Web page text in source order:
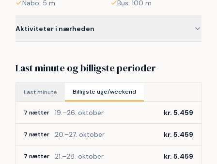
efter alle mulige fisk.
eller blot se på de velbevarede huse.
Nabo: 5 m
Bus: 100 m
Aktiviteter i nærheden
Last minute og billigste perioder
Last minute Billigste uge/weekend
7 nætter 19.–26. oktober kr. 5.459
7 nætter 20.–27. oktober kr. 5.459
7 nætter 21.–28. oktober kr. 5.459